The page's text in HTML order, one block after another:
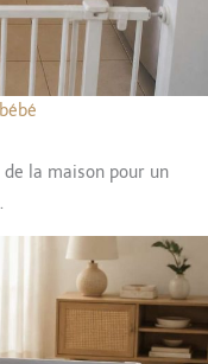
la maison pour un